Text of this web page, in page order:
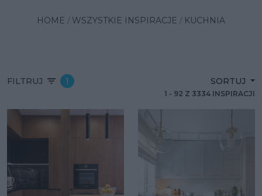
HOME WSZYSTKIE INSPIRACJE KUCHNIA
FILTRUJ 1 SORTUJ
1 - 92 Z 3334 INSPIRACJI